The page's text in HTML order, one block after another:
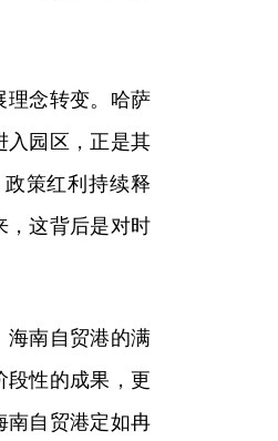
理念转变。哈萨
入园区，正是其
策红利持续释
，这背后是对时
海南自贸港的满
段性的成果，更
南自贸港定如冉